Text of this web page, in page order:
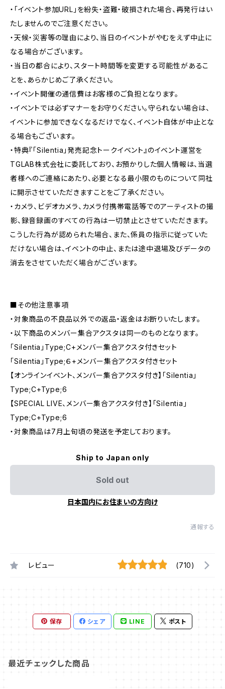
・「イベント参加URL」を紛失・盗難・破損された場合、再発行はい
たしませんのでご注意ください。
・天候・災害等の理由により、当日のイベントがやむをえず中止に
なる場合がございます。
・当日の都合により、スタート時間等を変更する可能性があるこ
とを、あらかじめご了承ください。
・イベント開催の通信費はお客様のご負担となります。
・イベントでは必ずマナーをお守りください。守られない場合は、
イベントに参加できなくなるだけでなく、イベント自体が中止とな
る場合もございます。
・特典『「Silentia」発売記念トークイベント』のイベント運営を
TGLAB株式会社に委託しており、お預かりした個人情報は、当選
者様へのご連絡にあたり、必要となる最小限のものについて同社
に開示させていただきますことをご了承ください。
・カメラ、ビデオカメラ、カメラ付携帯電話等でのアーティストの撮
影、録音録画のすべての行為は一切禁止とさせていただきます。
こうした行為が認められた場合、また、係員の指示に従っていた
だけない場合は、イベントの中止、または途中退場及びデータの
消去をさせていただく場合がございます。
■その他注意事項
・対象商品の不良品以外での返品・返金はお断りいたします。
・以下商品のメンバー集合アクスタは同一のものとなります。
「Silentia」Type;C+メンバー集合アクスタ付きセット
「Silentia」Type;６+メンバー集合アクスタ付きセット
【オンラインイベント、メンバー集合アクスタ付き】「Silentia」
Type;C+Type;6
【SPECIAL LIVE、メンバー集合アクスタ付き】「Silentia」
Type;C+Type;6
・対象商品は7月上旬頃の発送を予定しております。
Ship to Japan only
Sold out
日本国内にお住まいの方向け
通報する
レビュー (710)
保存 シェア LINE ポスト
最近チェックした商品